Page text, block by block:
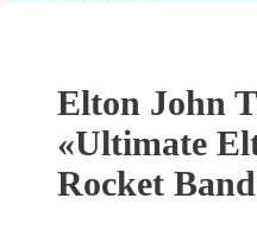
Elton John
«Ultimate
Rocket